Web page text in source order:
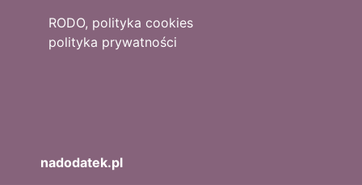
RODO, polityka cookies
polityka prywatności
nadodatek.pl